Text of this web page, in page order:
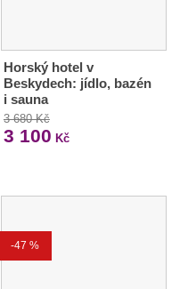
Horský hotel v
Beskydech: jídlo, bazén
i sauna
3 680 Kč
3 100 Kč
-47 %